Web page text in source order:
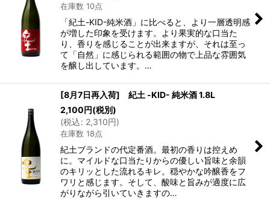
在庫数 10点
「紀土-KID-純米酒」に比べると、より一層透明感
が増した印象を受けます。より果実的な口当た
り、香りを感じることが出来ますが、それは至っ
て「自然」に感じられる範囲の物で上品な雰囲気
を醸し出しています。…
[8月7日再入荷] 紀土 -KID- 純米酒 1.8L
2,100円(税別)
(税込: 2,310円)
在庫数 18点
紀土ブランドの代定番酒。最初の香りは控えめ
に。マイルドな口当たりからの優しい旨味と余韻
のキリッとした流れるキレ。穏やかな吟醸香をフ
ワリと感じます。そして、酸味と旨みが適度に広
がりながら引いていきますの…